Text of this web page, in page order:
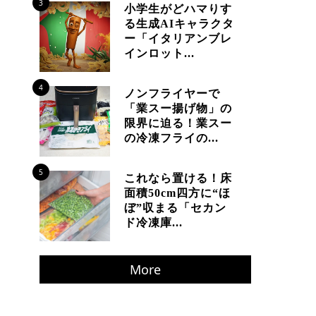
3
小学生がどハマりす
る生成AIキャラクタ
ー「イタリアンブレ
インロット...
4
ノンフライヤーで
「業スー揚げ物」の
限界に迫る！業スー
の冷凍フライの...
5
これなら置ける！床
面積50cm四方に“ほ
ぼ”収まる「セカン
ド冷凍庫...
More